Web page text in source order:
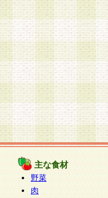
主な食材
野菜
肉